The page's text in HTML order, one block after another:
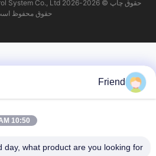
حقوق محفوظ است
Friend
10:50 AM
Good day, what product are you looking